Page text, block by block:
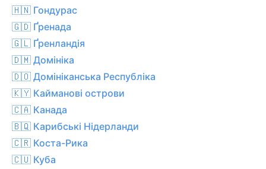
🇭🇳 Гондурас
🇬🇩 Ґренада
🇬🇱 Ґренландія
🇩🇲 Домініка
🇩🇴 Домініканська Республіка
🇰🇾 Кайманові острови
🇨🇦 Канада
🇧🇶 Карибські Нідерланди
🇨🇷 Коста-Рика
🇨🇺 Куба